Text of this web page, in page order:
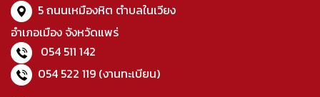
5 ถนนเหมืองหิต ตำบลในเวียง
อำเภอเมือง จังหวัดแพร่
054 511 142
054 522 119 (งานทะเบียน)